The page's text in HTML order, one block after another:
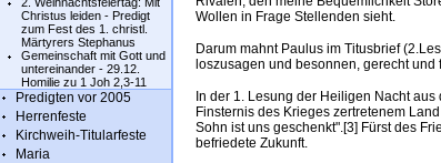
Christus leiden - Predigt
zum Fest des 1. christl.
Märtyrers Stephanus
Gemeinschaft mit Gott und
untereinander - 29.12.
Homilie zu 1 Joh 2,3-11
Predigten vor 2005
Herrenfeste
Kirchweih-Titularfeste
Maria
Wollen in Frage Stellenden sieht.
Darum mahnt Paulus im Titusbrief
loszusagen und besonnen, gerecht
In der 1. Lesung der Heiligen Nacht
Finsternis des Krieges zertretenem
Sohn ist uns geschenkt".[3] Fürst des
befriedete Zukunft.